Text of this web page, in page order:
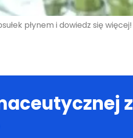
płynem i dowiedz się więcej!